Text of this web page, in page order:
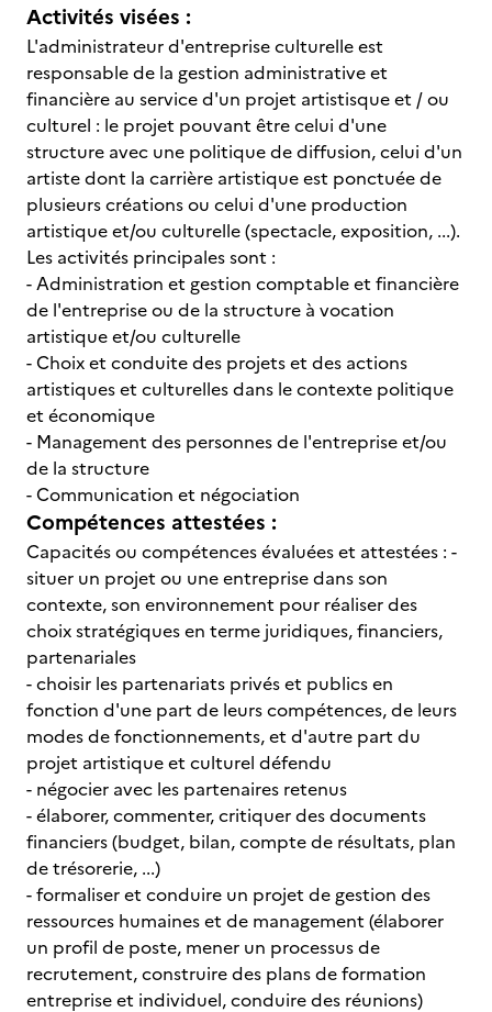
Activités visées :
L'administrateur d'entreprise culturelle est
responsable de la gestion administrative et
financière au service d'un projet artistisque et / ou
culturel : le projet pouvant être celui d'une
structure avec une politique de diffusion, celui d'un
artiste dont la carrière artistique est ponctuée de
plusieurs créations ou celui d'une production
artistique et/ou culturelle (spectacle, exposition, ...).
Les activités principales sont :
- Administration et gestion comptable et financière
de l'entreprise ou de la structure à vocation
artistique et/ou culturelle
- Choix et conduite des projets et des actions
artistiques et culturelles dans le contexte politique
et économique
- Management des personnes de l'entreprise et/ou
de la structure
- Communication et négociation
Compétences attestées :
Capacités ou compétences évaluées et attestées : -
situer un projet ou une entreprise dans son
contexte, son environnement pour réaliser des
choix stratégiques en terme juridiques, financiers,
partenariales
- choisir les partenariats privés et publics en
fonction d'une part de leurs compétences, de leurs
modes de fonctionnements, et d'autre part du
projet artistique et culturel défendu
- négocier avec les partenaires retenus
- élaborer, commenter, critiquer des documents
financiers (budget, bilan, compte de résultats, plan
de trésorerie, ...)
- formaliser et conduire un projet de gestion des
ressources humaines et de management (élaborer
un profil de poste, mener un processus de
recrutement, construire des plans de formation
entreprise et individuel, conduire des réunions)